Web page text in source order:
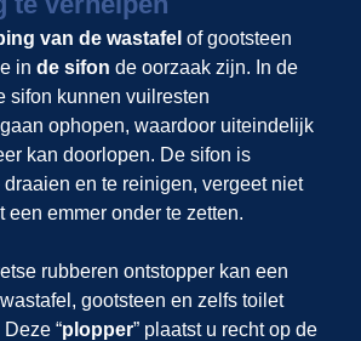
van de wastafel of gootsteen
in de sifon de oorzaak zijn. In de
sifon kunnen vuilresten
ophopen, waardoor uiteindelijk
kan doorlopen. De sifon is
en te reinigen, vergeet niet
een emmer onder te zetten.
rubberen ontstopper kan een
gootsteen en zelfs toilet
“plopper” plaatst u recht op de